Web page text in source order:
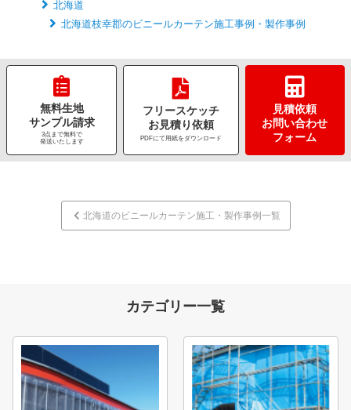
北海道
北海道枝幸郡のビニールカーテン施工事例・製作事例
無料生地
サンプル請求
3点まで無料で
発送いたします
フリースケッチ
お見積り依頼
PDFにて用紙をダウンロード
見積依頼
お問い合わせ
フォーム
北海道のビニールカーテン施工・製作事例一覧
カテゴリー一覧